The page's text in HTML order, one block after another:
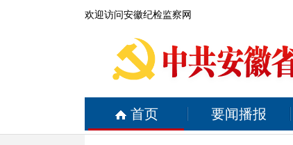
欢迎访问安徽纪检监察网
首页 要闻播报